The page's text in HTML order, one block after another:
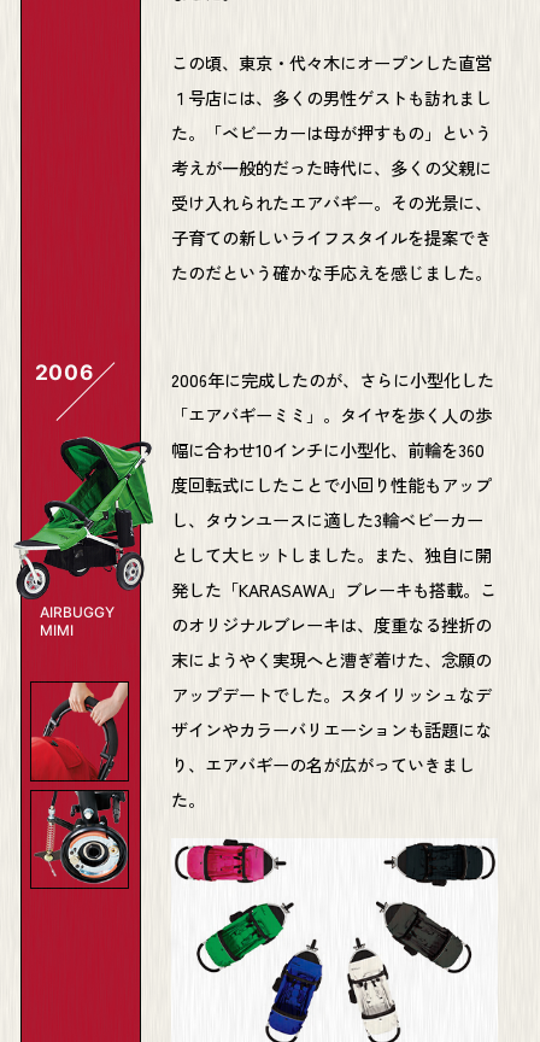
この頃、東京・代々木にオープンした直営
１号店には、多くの男性ゲストも訪れまし
た。「ベビーカーは母が押すもの」という
考えが一般的だった時代に、多くの父親に
受け入れられたエアバギー。その光景に、
子育ての新しいライフスタイルを提案でき
たのだという確かな手応えを感じました。
2006
AIRBUGGY
MIMI
2006年に完成したのが、さらに小型化した
「エアバギーミミ」。タイヤを歩く人の歩
幅に合わせ10インチに小型化、前輪を360
度回転式にしたことで小回り性能もアップ
し、タウンユースに適した3輪ベビーカー
として大ヒットしました。また、独自に開
発した「KARASAWA」ブレーキも搭載。こ
のオリジナルブレーキは、度重なる挫折の
末にようやく実現へと漕ぎ着けた、念願の
アップデートでした。スタイリッシュなデ
ザインやカラーバリエーションも話題にな
り、エアバギーの名が広がっていきまし
た。